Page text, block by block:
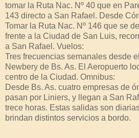
tomar la Ruta Nac. Nº 40 que en
143 directo a San Rafael. Desde
Tomar la Ruta Nac. Nº 146 que se
frente a la Ciudad de San Luis,
a San Rafael. Vuelos:
Tres frecuencias semanales desde
Newbery de Bs. As. El Aeropuerto
centro de la Ciudad. Omnibus:
Desde Bs. As. cuatro empresas de
pasan por Liniers, y llegan a San
trece horas. Estas salidas son
brindan distintos servicios a bordo.